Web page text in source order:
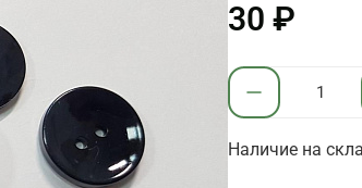
30 ₽
Наличие на